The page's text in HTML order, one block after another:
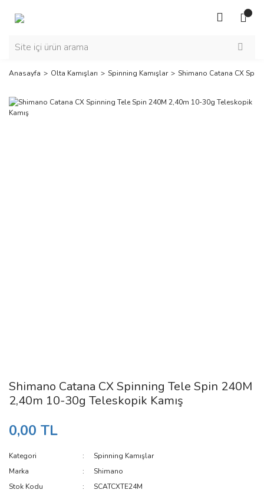
Anasayfa Olta Kamışları Spinning Kamışlar Shimano Catana CX
Shimano Catana CX Spinning Tele Spin 240M
2,40m 10-30g Teleskopik Kamış
0,00 TL
Kategori
Spinning Kamışlar
Marka
Shimano
Stok Kodu
SCATCXTE24M